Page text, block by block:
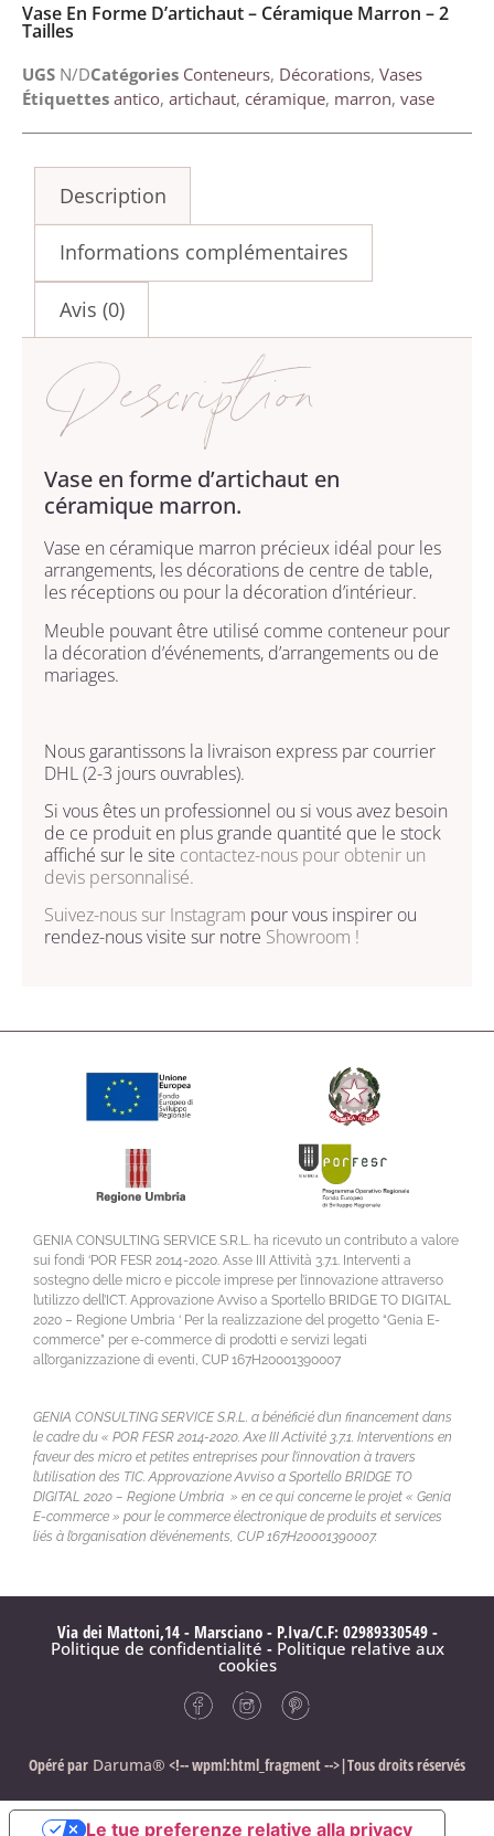
Vase En Forme D’artichaut – Céramique Marron – 2
Tailles
UGS N/DCatégories Conteneurs, Décorations, Vases
Étiquettes antico, artichaut, céramique, marron, vase
Description
Informations complémentaires
Avis (0)
Description
Vase en forme d’artichaut en
céramique marron.
Vase en céramique marron précieux idéal pour les
arrangements, les décorations de centre de table,
les réceptions ou pour la décoration d’intérieur.
Meuble pouvant être utilisé comme conteneur pour
la décoration d’événements, d’arrangements ou de
mariages.
Nous garantissons la livraison express par courrier
DHL (2-3 jours ouvrables).
Si vous êtes un professionnel ou si vous avez besoin
de ce produit en plus grande quantité que le stock
affiché sur le site contactez-nous pour obtenir un
devis personnalisé.
Suivez-nous sur Instagram pour vous inspirer ou
rendez-nous visite sur notre Showroom !
GENIA CONSULTING SERVICE S.R.L. ha ricevuto un contributo a valore
sui fondi ‘POR FESR 2014-2020. Asse III Attività 3.7.1. Interventi a
sostegno delle micro e piccole imprese per l’innovazione attraverso
l’utilizzo dell’ICT. Approvazione Avviso a Sportello BRIDGE TO DIGITAL
2020 – Regione Umbria ‘ Per la realizzazione del progetto “Genia E-
commerce” per e-commerce di prodotti e servizi legati
all’organizzazione di eventi, CUP 167H20001390007
GENIA CONSULTING SERVICE S.R.L. a bénéficié d’un financement dans
le cadre du « POR FESR 2014-2020. Axe III Activité 3.7.1. Interventions en
faveur des micro et petites entreprises pour l’innovation à travers
l’utilisation des TIC. Approvazione Avviso a Sportello BRIDGE TO
DIGITAL 2020 – Regione Umbria » en ce qui concerne le projet « Genia
E-commerce » pour le commerce électronique de produits et services
liés à l’organisation d’événements, CUP 167H20001390007.
Via dei Mattoni,14 - Marsciano - P.Iva/C.F: 02989330549 -
Politique de confidentialité - Politique relative aux
cookies
Opéré par Daruma® <!-- wpml:html_fragment -->|Tous droits réservés
Le tue preferenze relative alla privacy